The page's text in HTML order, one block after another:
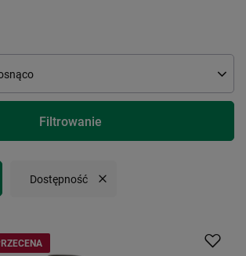
Filtrowanie
Usuń filtr
Dostępność